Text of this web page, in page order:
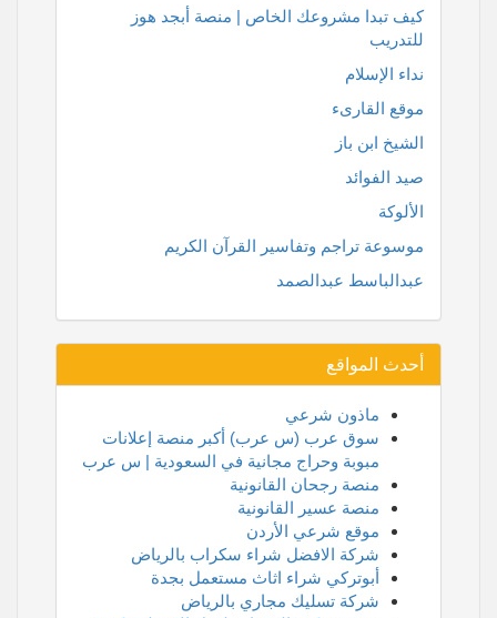
كيف تبدا مشروعك الخاص | منصة أبجد هوز
للتدريب
نداء الإسلام
موقع القارىء
الشيخ ابن باز
صيد الفوائد
الألوكة
موسوعة تراجم وتفاسير القرآن الكريم
عبدالباسط عبدالصمد
أحدث المواقع
ماذون شرعي
سوق عرب (س عرب) أكبر منصة إعلانات
مبوبة وحراج مجانية في السعودية | س عرب
منصة رجحان القانونية
منصة عسير القانونية
موقع شرعي الأردن
شركة الافضل شراء سكراب بالرياض
أبوتركي شراء اثاث مستعمل بجدة
شركة تسليك مجاري بالرياض